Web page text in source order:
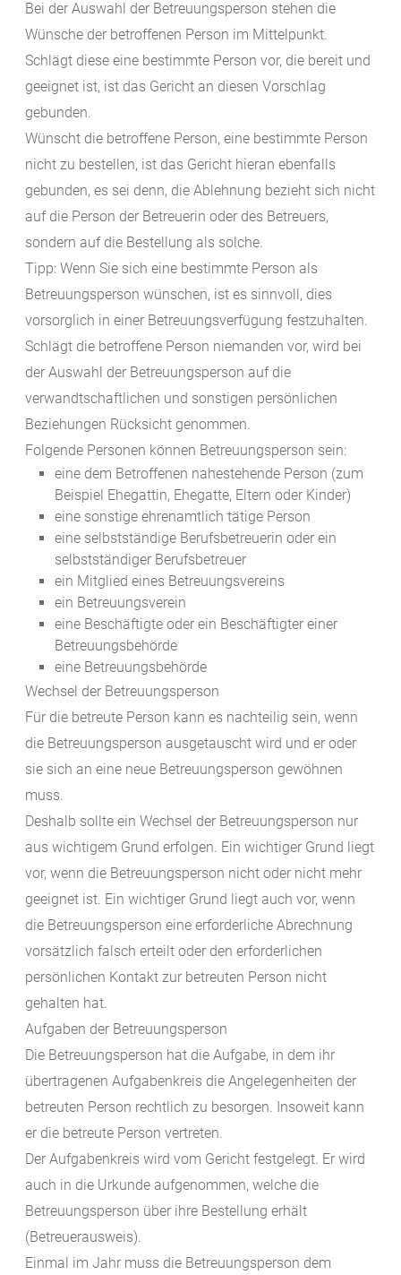
Bei der Auswahl der Betreuungsperson stehen die
Wünsche der betroffenen Person im Mittelpunkt.
Schlägt diese eine bestimmte Person vor, die bereit und
geeignet ist, ist das Gericht an diesen Vorschlag
gebunden.
Wünscht die betroffene Person, eine bestimmte Person
nicht zu bestellen, ist das Gericht hieran ebenfalls
gebunden, es sei denn, die Ablehnung bezieht sich nicht
auf die Person der Betreuerin oder des Betreuers,
sondern auf die Bestellung als solche.
Tipp: Wenn Sie sich eine bestimmte Person als
Betreuungsperson wünschen, ist es sinnvoll, dies
vorsorglich in einer Betreuungsverfügung festzuhalten.
Schlägt die betroffene Person niemanden vor, wird bei
der Auswahl der Betreuungsperson auf die
verwandtschaftlichen und sonstigen persönlichen
Beziehungen Rücksicht genommen.
Folgende Personen können Betreuungsperson sein:
eine dem Betroffenen nahestehende Person (zum
Beispiel Ehegattin, Ehegatte, Eltern oder Kinder)
eine sonstige ehrenamtlich tätige Person
eine selbstständige Berufsbetreuerin oder ein
selbstständiger Berufsbetreuer
ein Mitglied eines Betreuungsvereins
ein Betreuungsverein
eine Beschäftigte oder ein Beschäftigter einer
Betreuungsbehörde
eine Betreuungsbehörde
Wechsel der Betreuungsperson
Für die betreute Person kann es nachteilig sein, wenn
die Betreuungsperson ausgetauscht wird und er oder
sie sich an eine neue Betreuungsperson gewöhnen
muss.
Deshalb sollte ein Wechsel der Betreuungsperson nur
aus wichtigem Grund erfolgen. Ein wichtiger Grund liegt
vor, wenn die Betreuungsperson nicht oder nicht mehr
geeignet ist. Ein wichtiger Grund liegt auch vor, wenn
die Betreuungsperson eine erforderliche Abrechnung
vorsätzlich falsch erteilt oder den erforderlichen
persönlichen Kontakt zur betreuten Person nicht
gehalten hat.
Aufgaben der Betreuungsperson
Die Betreuungsperson hat die Aufgabe, in dem ihr
übertragenen Aufgabenkreis die Angelegenheiten der
betreuten Person rechtlich zu besorgen. Insoweit kann
er die betreute Person vertreten.
Der Aufgabenkreis wird vom Gericht festgelegt. Er wird
auch in die Urkunde aufgenommen, welche die
Betreuungsperson über ihre Bestellung erhält
(Betreuerausweis).
Einmal im Jahr muss die Betreuungsperson dem